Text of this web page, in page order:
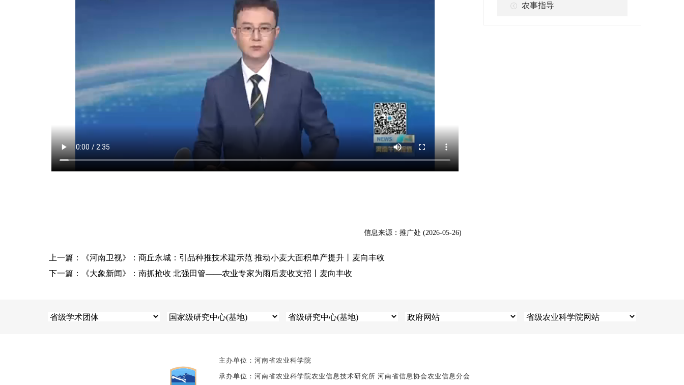
信息来源：推广处 (2026-05-26)
上一篇：《河南卫视》：商丘永城：引品种推技术建示范 推动小麦大面积单产提升丨麦向丰收
下一篇：《大象新闻》：南抓抢收 北强田管——农业专家为雨后麦收支招丨麦向丰收
农事指导
主办单位：河南省农业科学院
承办单位：河南省农业科学院农业信息技术研究所 河南省信息协会农业信息分会